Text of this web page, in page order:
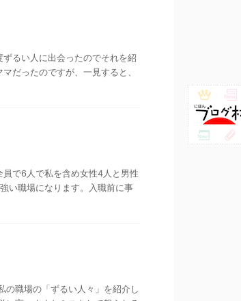
るい人に出会ったのでそれを紹
だったのですが、一見すると、
で6人で私を含め女性4人と男性
い職場になります。入職前に事
の職場の「ずるい人々」を紹介し